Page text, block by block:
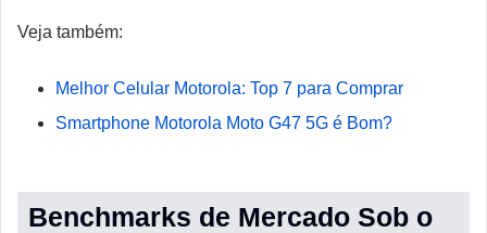
Veja também:
Melhor Celular Motorola: Top 7 para Comprar
Smartphone Motorola Moto G47 5G é Bom?
Benchmarks de Mercado Sob o